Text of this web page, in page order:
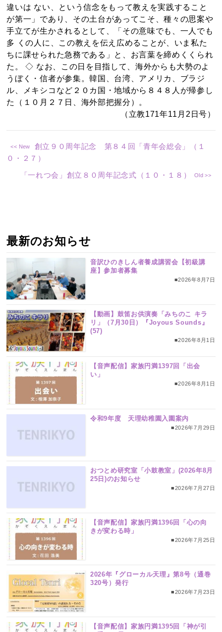
違いは ない、という信念をもって教えを実践すること
が第一」であり、その土台があってこそ、種々の思案や
手立てが生かされるとして、「その意味でも、一人でも
多 くの人に、この教えを伝え広めることが、いま私た
ちに課せられた急務である」と、お言葉を締めくくられ
た。 ◇ なお、この日を目指して、海外からも大勢のよ
うぼく・信者が参集。韓国、台湾、アメリカ、ブラジ
ル、メキシコなど２０カ国・地域から８４８人が帰参し
た（１０月２７日、海外部把握分）。
（立教171年11月2日号）
創立９０周年記念 第８４回「青年会総会」（１
０・２７）
「一れつ会」創立８０周年記念式（１０・１８）
最新のお知らせ
音訳ひのきしん者養成講習会【初級講
座】参加者募集
■2026年8月7日
【動画】鼓笛お供演奏「みちのこ キラ
リ」（7月30日）『Joyous Sounds』
(57)
■2026年8月1日
【音声配信】家族円満1397回「出会
い」
■2026年8月1日
令和9年度 天理幼稚園入園案内
■2026年7月29日
おつとめ研究室「小鼓教室」(2026年8月
25日)のお知らせ
■2026年7月27日
【音声配信】家族円満1396回「心の向
きが変わる時」
■2026年7月25日
2026年『グローカル天理』第8号（通巻
320号）発行
■2026年7月23日
【音声配信】家族円満1395回「神が引